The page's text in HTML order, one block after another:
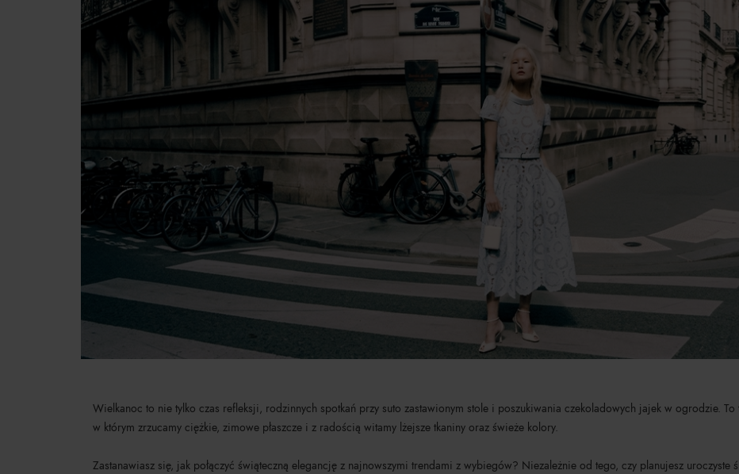
Wielkanoc to nie tylko czas refleksji, rodzinnych spotkań przy suto zastawionym stole i poszukiwania czekoladowych jajek w ogrodzie.
w którym zrzucamy ciężkie, zimowe płaszcze i z radością witamy lżejsze tkaniny oraz świeże kolory.
Zastanawiasz się, jak połączyć świąteczną elegancję z najnowszymi trendami z wybiegów? Niezależnie od tego, czy planujesz